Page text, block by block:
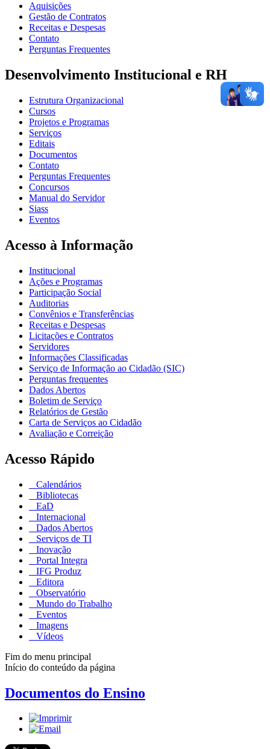
Aquisições
Gestão de Contratos
Receitas e Despesas
Contato
Perguntas Frequentes
Desenvolvimento Institucional e RH
Estrutura Organizacional
Cursos
Projetos e Programas
Serviços
Editais
Documentos
Contato
Perguntas Frequentes
Concursos
Manual do Servidor
Siass
Eventos
Acesso à Informação
Institucional
Ações e Programas
Participação Social
Auditorias
Convênios e Transferências
Receitas e Despesas
Licitações e Contratos
Servidores
Informações Classificadas
Serviço de Informação ao Cidadão (SIC)
Perguntas frequentes
Dados Abertos
Boletim de Serviço
Relatórios de Gestão
Carta de Serviços ao Cidadão
Avaliação e Correição
Acesso Rápido
Calendários
Bibliotecas
EaD
Internacional
Dados Abertos
Serviços de TI
Inovação
Portal Integra
IFG Produz
Editora
Observatório
Mundo do Trabalho
Eventos
Imagens
Vídeos
Fim do menu principal
Início do conteúdo da página
Documentos do Ensino